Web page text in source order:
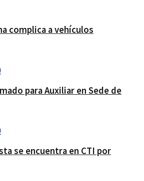
complica a vehículos
para Auxiliar en Sede de
se encuentra en CTI por